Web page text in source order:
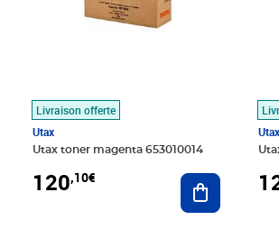
au panier
Livraison offerte
Utax
Utax toner magenta 653010014
120,10€ Ajouter au
Utax